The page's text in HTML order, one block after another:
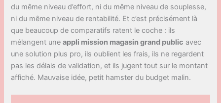
du même niveau d’effort, ni du même niveau de souplesse,
ni du même niveau de rentabilité. Et c’est précisément là
que beaucoup de comparatifs ratent le coche : ils
mélangent uneappli mission magasin grand public avec
une solution plus pro, ils oublient les frais, ils ne regardent
pas les délais de validation, et ils jugent tout sur le montant
affiché. Mauvaise idée, petit hamster du budget malin.